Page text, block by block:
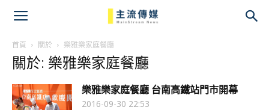
首頁 關於 樂雅樂家庭餐廳
關於: 樂雅樂家庭餐廳
樂雅樂家庭餐廳 台南高鐵站門市開幕
2016-09-30 22:53